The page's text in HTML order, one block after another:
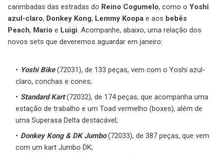
carimbadas das estradas do Reino Cogumelo, como o Yoshi
azul-claro, Donkey Kong, Lemmy Koopa e aos bebês
Peach, Mario e Luigi. Acompanhe, abaixo, uma relação dos
novos sets que deveremos aguardar em janeiro:
Yoshi Bike(72031), de 133 peças, vem com o Yoshi azul-
claro, conchas e cones;
Standard Kart(72032), de 174 peças, que acompanha uma
estação de trabalho e um Toad vermelho (boxes), além de
uma Superasa Delta destacável;
Donkey Kong & DK Jumbo(72033), de 387 peças, que vem
com um kart Jumbo DK;